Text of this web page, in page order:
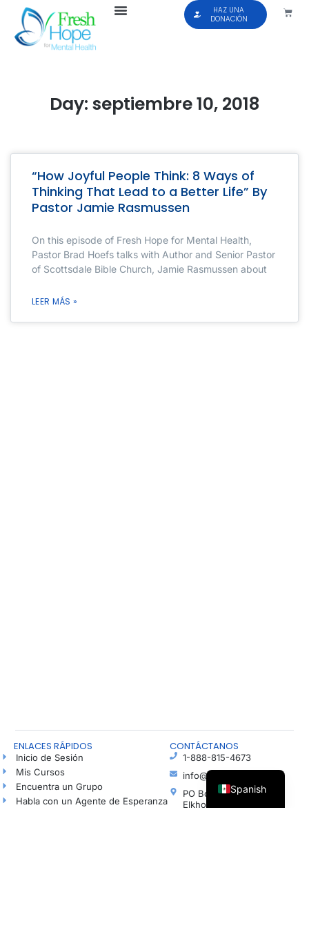
HAZ UNA
DONACIÓN
Day: septiembre 10, 2018
“How Joyful People Think: 8 Ways of
Thinking That Lead to a Better Life” By
Pastor Jamie Rasmussen
On this episode of Fresh Hope for Mental Health,
Pastor Brad Hoefs talks with Author and Senior Pastor
of Scottsdale Bible Church, Jamie Rasmussen about
LEER MÁS »
ENLACES RÁPIDOS
Inicio de Sesión
Mis Cursos
Encuentra un Grupo
Habla con un Agente de Esperanza
CONTÁCTANOS
1-888-815-4673
info@freshhope.us
PO Box 5
Elkhorn NE 68022
Spanish